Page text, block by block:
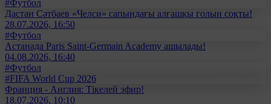
#Футбол
Дастан Сәтбаев «Челси» сапындағы алғашқы голын соқты!
28.07.2026, 16:50
#Футбол
Астанада Paris Saint-Germain Academy ашылады!
04.08.2026, 16:40
#Футбол
#FIFA World Cup 2026
Франция - Англия: Тікелей эфир!
18.07.2026, 10:10